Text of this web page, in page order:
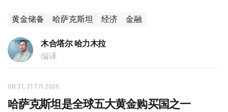
黄金储备 哈萨克斯坦 经济 金融
木合塔尔 哈力木拉
编译
08:31, 31 7月 2026
哈萨克斯坦是全球五大黄金购买国之一